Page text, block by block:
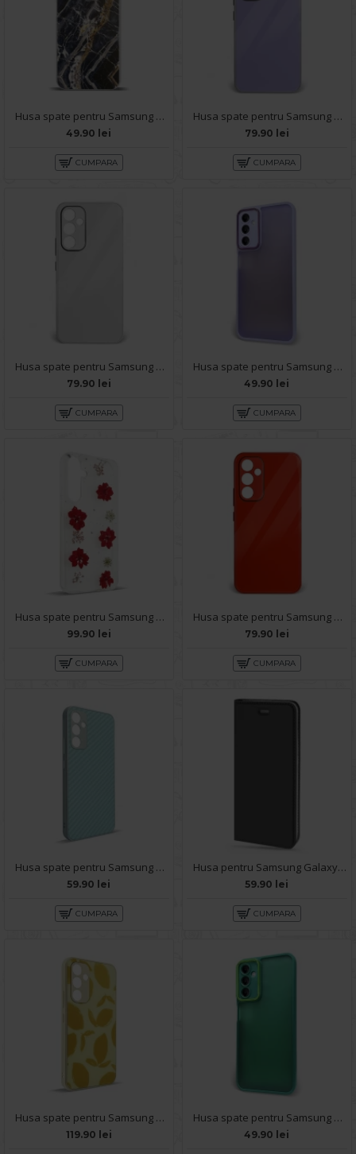
Husa spate pentru Samsung Galaxy A54 5G - Misty Case
49.90 lei
CUMPARA
Husa spate pentru Samsung Galaxy A54 5G - Lito Case Mov
79.90 lei
CUMPARA
Husa spate pentru Samsung Galaxy A54 5G - Lito Case Alb
79.90 lei
CUMPARA
Husa spate pentru Samsung Galaxy A54 5G- Catwalk Case Mov
49.90 lei
CUMPARA
Husa spate pentru Samsung Galaxy A54 5G- Natural case
99.90 lei
CUMPARA
Husa spate pentru Samsung Galaxy A54 5G - Lito Case Rosu
79.90 lei
CUMPARA
Husa spate pentru Samsung Galaxy A54 5G- Lys case Bleu
59.90 lei
CUMPARA
Husa pentru Samsung Galaxy A54 5G - Carte X-Power Negru
59.90 lei
CUMPARA
Husa spate pentru Samsung Galaxy A54 5G- Happy case
119.90 lei
Husa spate pentru Samsung Galaxy A54 5G- Catwalk Case Verde
49.90 lei